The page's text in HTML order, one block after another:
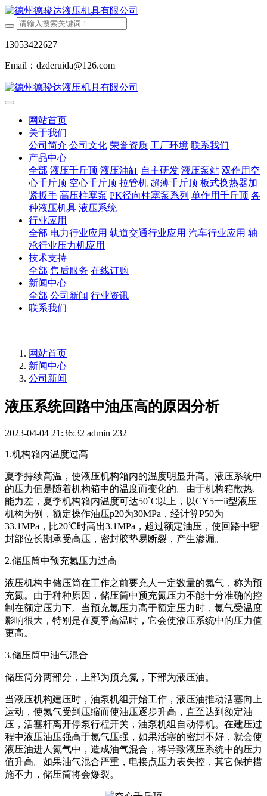
13053422627
Email：dzderuida@126.com
网站首页
关于我们
公司简介 公司文化 荣誉资质 工厂环境 联系我们
产品中心
全部 液压千斤顶 液压油缸 自主研发 液压泵站 双作用空
心千斤顶 空心千斤顶 拉管机 超薄千斤顶 板式换热器加
紧扳手 高压柱塞泵 PK径向柱塞泵系列 单作用千斤顶 各
种液压机具 液压系统
行业应用
全部 电力行业应用 轨道交通行业应用 汽车行业应用 轴
承行业压力机应用
技术支持
全部 售后服务 在线订购
新闻中心
全部 公司新闻 行业资讯
联系我们
网站首页
新闻中心
公司新闻
液压系统回路中油压高的原因分析
2023-04-04 21:36:32 admin 232
1.机构箱内温度过高
夏季持续高温，使液压机构箱内的温度明显升高。液压系统中
的压力值是随着机构箱中的温度而变化的。由于机构箱散热.
能力差，夏季机构箱内温度可达50`C以上，以CY5一ii型液压
机构为例，额定操作油压p20为30MPa，经计算P50为
33.1MPa，比20℃时高出3.1MPa，超过额定油压，使回路中密
封部位长期承受高压，密封胶垫易断裂，产生渗漏。
2.储压筒中预充氮压力过高
液压机构中储压筒在工作之前要充人一定数量的氮气，称为预
充氮。由于种种原因，储压筒中预充氮压力不能十分准确的控
制在额定压力下。当预充氮压力高于额定压力时，氮气受温度
影响很大，特别是在夏季高温时，它会使液压系统中的压力值
更高。
3.储压筒中油气混合
储压筒分两部分，上部为预充氮，下部为液压油。
当液压机构建压时，油泵机组开始工作，液压油推动活塞向上
运动，使氮气受到压缩而使油压逐步升高，直至达到额定油
压，活塞杆离开停泵行程开关，油泵机组自动停机。在建压过
程中液压油压强高于氮气压强，如果活塞的密封不好，就会使
液压油进人氮气中，造成油气混合，将导致液压系统中的压力
值升高。如果油气混合严重，电接点压力表失控，其它保护措
施不力，储压筒将会爆裂。